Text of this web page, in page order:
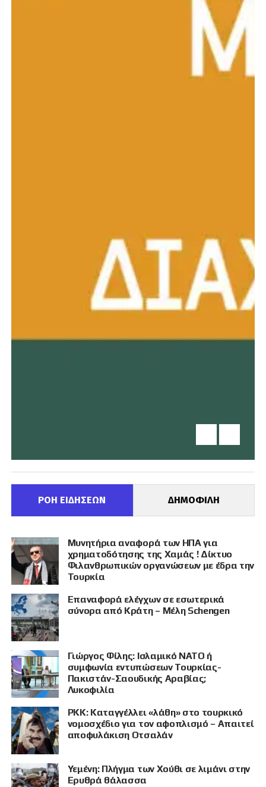
ΠΡΟΒΟΛΗ
ΡΟΗ ΕΙΔΗΣΕΩΝ ΔΗΜΟΦΙΛΗ
Μυνητήρια αναφορά των ΗΠΑ για
χρηματοδότησης της Χαμάς ! Δίκτυο
Φιλανθρωπικών οργανώσεων με έδρα την
Τουρκία
Επαναφορά ελέγχων σε εσωτερικά
σύνορα από Κράτη – Μέλη Schengen
Γιώργος Φίλης: Ισλαμικό ΝΑΤΟ ή
συμφωνία εντυπώσεων Τουρκίας-
Πακιστάν-Σαουδικής Αραβίας;
Λυκοφιλία
PKK: Καταγγέλλει «λάθη» στο τουρκικό
νομοσχέδιο για τον αφοπλισμό – Απαιτεί
αποφυλάκιση Οτσαλάν
Υεμένη: Πλήγμα των Χούθι σε λιμάνι στην
Ερυθρά θάλασσα